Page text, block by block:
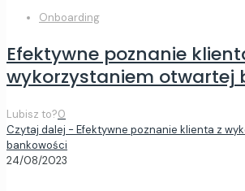
Onboarding
Efektywne poznanie
wykorzystaniem otwartej
Lubisz to?0
Czytaj dalej - Efektywne poznanie klienta z
bankowości
24/08/2023